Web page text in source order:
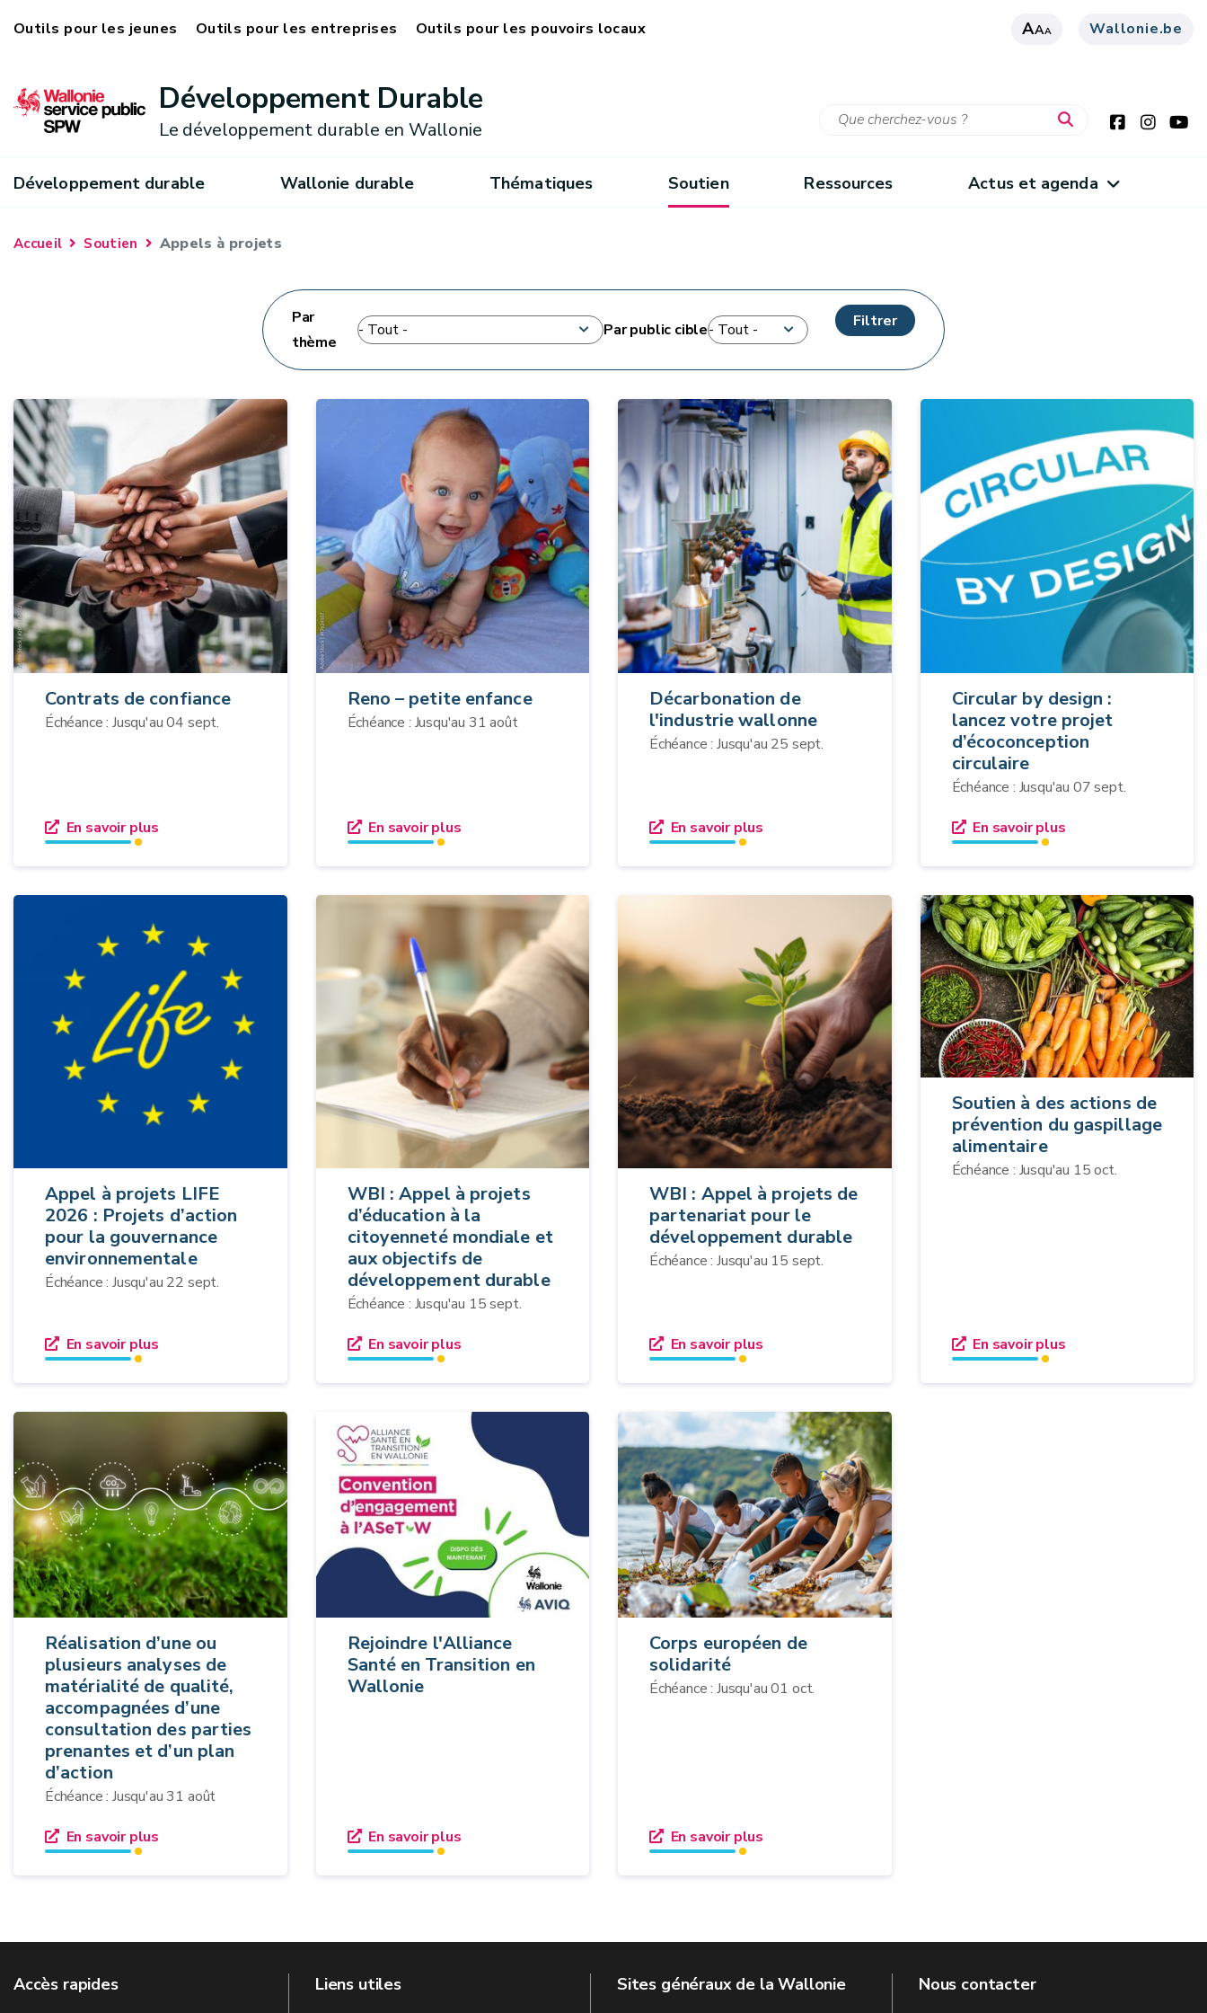
Outils pour les jeunes Outils pour les entreprises Outils pour les pouvoirs locaux AAA Wallonie.be
Développement Durable
Le développement durable en Wallonie
Développement durable Wallonie durable Thématiques Soutien Ressources Actus et agenda
Accueil Soutien Appels à projets
Par
thème
Par public cible
Contrats de confiance
Échéance : Jusqu'au 04 sept.
En savoir plus
Reno – petite enfance
Échéance : Jusqu'au 31 août
En savoir plus
Décarbonation de
l'industrie wallonne
Échéance : Jusqu'au 25 sept.
En savoir plus
Circular by design :
lancez votre projet
d’écoconception
circulaire
Échéance : Jusqu'au 07 sept.
En savoir plus
Appel à projets LIFE
2026 : Projets d’action
pour la gouvernance
environnementale
Échéance : Jusqu'au 22 sept.
En savoir plus
WBI : Appel à projets
d’éducation à la
citoyenneté mondiale et
aux objectifs de
développement durable
Échéance : Jusqu'au 15 sept.
En savoir plus
WBI : Appel à projets de
partenariat pour le
développement durable
Échéance : Jusqu'au 15 sept.
En savoir plus
Soutien à des actions de
prévention du gaspillage
alimentaire
Échéance : Jusqu'au 15 oct.
En savoir plus
Réalisation d’une ou
plusieurs analyses de
matérialité de qualité,
accompagnées d’une
consultation des parties
prenantes et d’un plan
d’action
Échéance : Jusqu'au 31 août
En savoir plus
Rejoindre l'Alliance
Santé en Transition en
Wallonie
En savoir plus
Corps européen de
solidarité
Échéance : Jusqu'au 01 oct.
En savoir plus
Accès rapides Liens utiles Sites généraux de la Wallonie Nous contacter